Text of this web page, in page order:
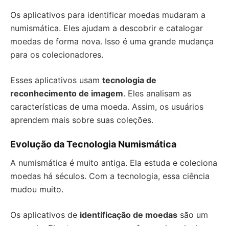
Os aplicativos para identificar moedas mudaram a
numismática. Eles ajudam a descobrir e catalogar
moedas de forma nova. Isso é uma grande mudança
para os colecionadores.
Esses aplicativos usam tecnologia de
reconhecimento de imagem. Eles analisam as
características de uma moeda. Assim, os usuários
aprendem mais sobre suas coleções.
Evolução da Tecnologia Numismática
A numismática é muito antiga. Ela estuda e coleciona
moedas há séculos. Com a tecnologia, essa ciência
mudou muito.
Os aplicativos de identificação de moedas são um